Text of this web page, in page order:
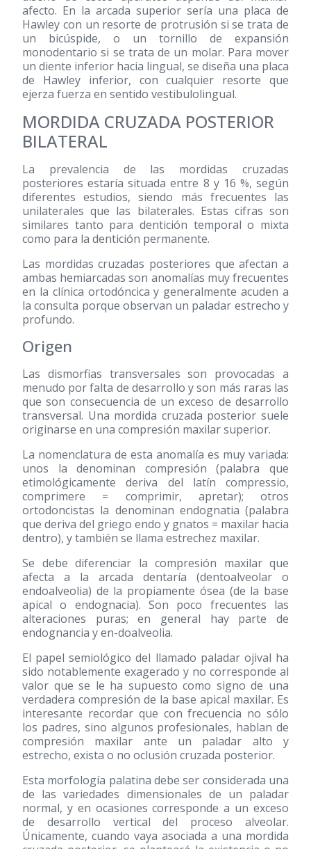
afecto. En la arcada superior sería una placa de
Hawley con un resorte de protrusión si se trata de
un bicúspide, o un tornillo de expansión
monodentario si se trata de un molar. Para mover
un diente inferior hacia lingual, se diseña una placa
de Hawley inferior, con cualquier resorte que
ejerza fuerza en sentido vestibulolingual.
MORDIDA CRUZADA POSTERIOR
BILATERAL
La prevalencia de las mordidas cruzadas
posteriores estaría situada entre 8 y 16 %, según
diferentes estudios, siendo más frecuentes las
unilaterales que las bilaterales. Estas cifras son
similares tanto para dentición temporal o mixta
como para la dentición permanente.
Las mordidas cruzadas posteriores que afectan a
ambas hemiarcadas son anomalías muy frecuentes
en la clínica ortodóncica y generalmente acuden a
la consulta porque observan un paladar estrecho y
profundo.
Origen
Las dismorfias transversales son provocadas a
menudo por falta de desarrollo y son más raras las
que son consecuencia de un exceso de desarrollo
transversal. Una mordida cruzada posterior suele
originarse en una compresión maxilar superior.
La nomenclatura de esta anomalía es muy variada:
unos la denominan compresión (palabra que
etimológicamente deriva del latín compressio,
comprimere = comprimir, apretar); otros
ortodoncistas la denominan endognatia (palabra
que deriva del griego endo y gnatos = maxilar hacia
dentro), y también se llama estrechez maxilar.
Se debe diferenciar la compresión maxilar que
afecta a la arcada dentaría (dentoalveolar o
endoalveolia) de la propiamente ósea (de la base
apical o endognacia). Son poco frecuentes las
alteraciones puras; en general hay parte de
endognancia y en-doalveolia.
El papel semiológico del llamado paladar ojival ha
sido notablemente exagerado y no corresponde al
valor que se le ha supuesto como signo de una
verdadera compresión de la base apical maxilar. Es
interesante recordar que con frecuencia no sólo
los padres, sino algunos profesionales, hablan de
compresión maxilar ante un paladar alto y
estrecho, exista o no oclusión cruzada posterior.
Esta morfología palatina debe ser considerada una
de las variedades dimensionales de un paladar
normal, y en ocasiones corresponde a un exceso
de desarrollo vertical del proceso alveolar.
Únicamente, cuando vaya asociada a una mordida